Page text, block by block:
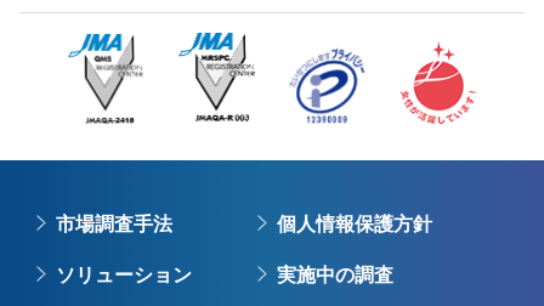
市場調査手法
ソリューション
個人情報保護方針
実施中の調査